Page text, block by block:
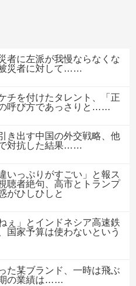
者に左派が我慢ならなくな
災者に対して……
チを付けたタレント、「正
呼び方であっさりと……
き出す中国の外交戦略、他
対抗した結果……
いっぷりがすごい」と報ス
聴者絶句、高市とトランプ
がひしひしと
ぇ」とインドネシア高速鉄
国家予算は使わないという
た某ブランド、一時は飛ぶ
の業績は……